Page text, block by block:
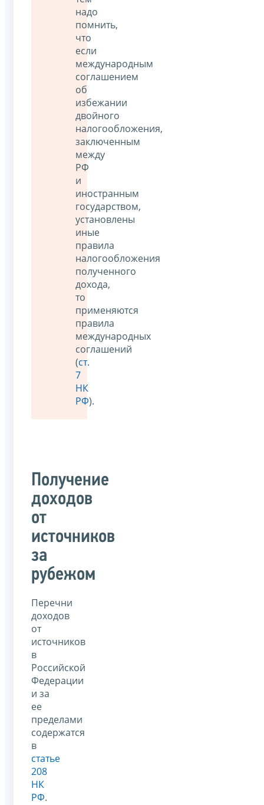
надо
помнить,
что
если
международным
соглашением
об
избежании
двойного
налогообложения,
заключенным
между
РФ
и
иностранным
государством,
установлены
иные
правила
налогообложения
полученного
дохода,
то
применяются
правила
международных
соглашений
(ст.
7
НК
РФ).
Получение
доходов
от
источников
за
рубежом
Перечни
доходов
от
источников
в
Российской
Федерации
и за
ее
пределами
содержатся
в
статье
208
НК
РФ.